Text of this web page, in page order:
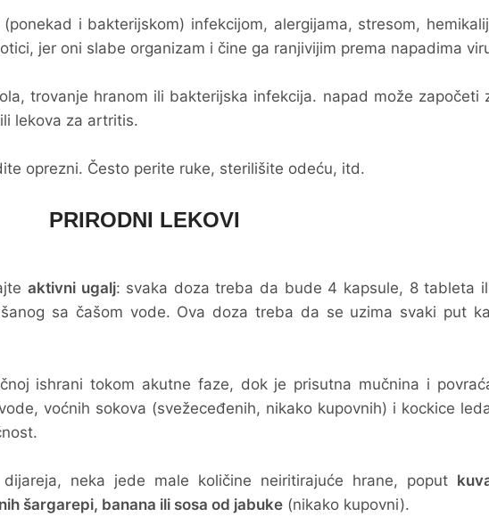
i bakterijskom) infekcijom, alergijama, stresom,
jer oni slabe organizam i čine ga ranjivijim prema napadima
trovanje hranom ili bakterijska infekcija. napad može započeti
lekova za artritis.
oprezni. Često perite ruke, sterilišite odeću, itd.
PRIRODNI LEKOVI
aktivni ugalj: svaka doza treba da bude 4 kapsule, 8 tableta
sa čašom vode. Ova doza treba da se uzima svaki put
ishrani tokom akutne faze, dok je prisutna mučnina i
voćnih sokova (svežeceđenih, nikako kupovnih) i kockice
neka jede male količine neiritirajuće hrane, poput
šargarepi, banana ili sosa od jabuke (nikako kupovni).